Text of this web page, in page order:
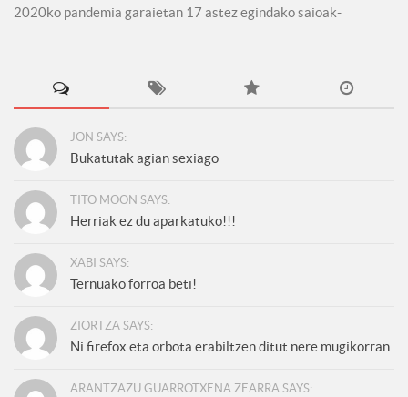
2020ko pandemia garaietan 17 astez egindako saioak-
JON SAYS:
Bukatutak agian sexiago
TITO MOON SAYS:
Herriak ez du aparkatuko!!!
XABI SAYS:
Ternuako forroa beti!
ZIORTZA SAYS:
Ni firefox eta orbota erabiltzen ditut nere mugikorran.
ARANTZAZU GUARROTXENA ZEARRA SAYS: